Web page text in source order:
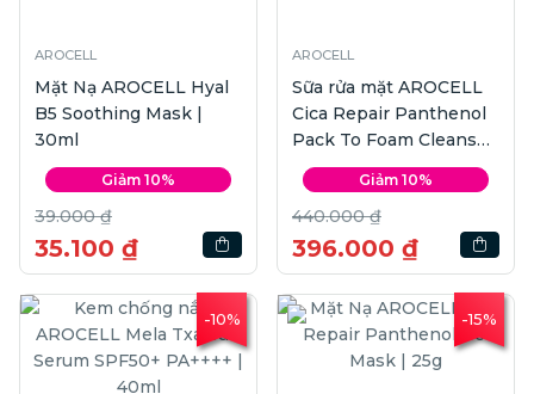
AROCELL
Mặt Nạ AROCELL Hyal
B5 Soothing Mask |
30ml
Giảm 10%
39.000 ₫
35.100 ₫
AROCELL
Sữa rửa mặt AROCELL
Cica Repair Panthenol
Pack To Foam Cleanser
| 120g
Giảm 10%
440.000 ₫
396.000 ₫
-10% -15%